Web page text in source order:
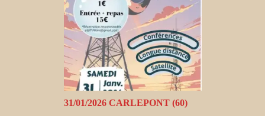
31/01/2026 CARLEPONT (60)